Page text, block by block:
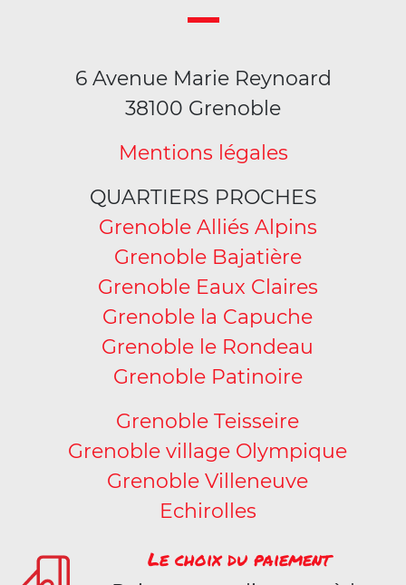
6 Avenue Marie Reynoard
38100 Grenoble
Mentions légales
QUARTIERS PROCHES
Grenoble Alliés Alpins
Grenoble Bajatière
Grenoble Eaux Claires
Grenoble la Capuche
Grenoble le Rondeau
Grenoble Patinoire
Grenoble Teisseire
Grenoble village Olympique
Grenoble Villeneuve
Echirolles
Le choix du paiement